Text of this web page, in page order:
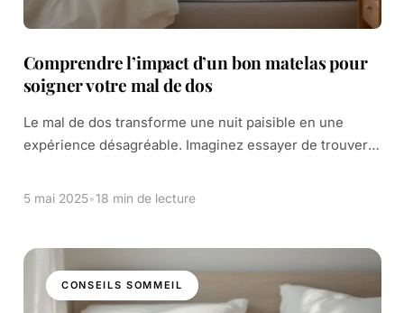
Comprendre l’impact d’un bon matelas pour
soigner votre mal de dos
Le mal de dos transforme une nuit paisible en une
expérience désagréable. Imaginez essayer de trouver
similaire que vivent de […]
5 mai 2025•18 min de lecture
CONSEILS SOMMEIL